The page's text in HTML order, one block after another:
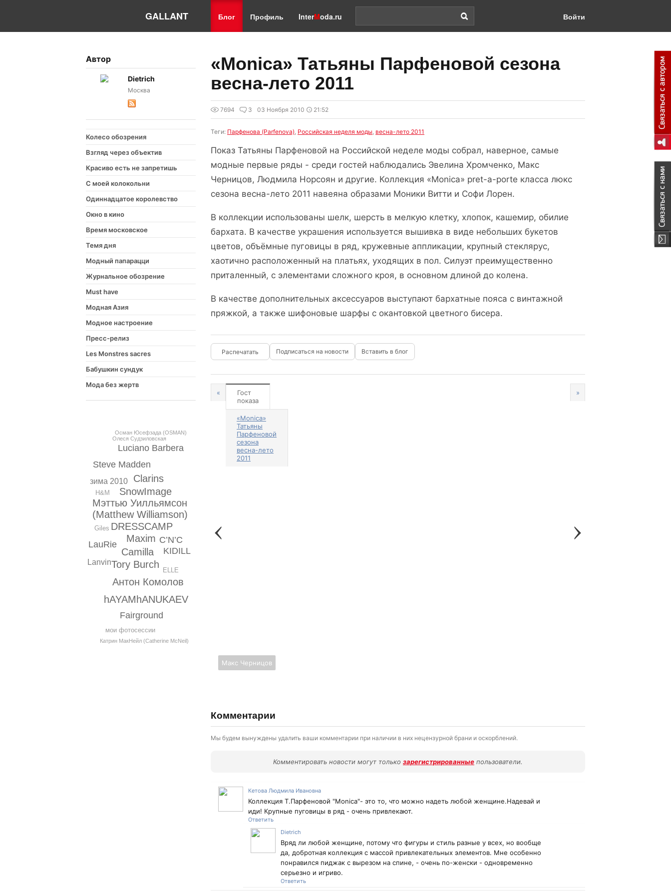
GALLANT Блог Профиль InterModa.ru Войти
Автор
Dietrich
Москва
Колесо обозрения
Взгляд через объектив
Красиво есть не запретишь
С моей колокольни
Одиннадцатое королевство
Окно в кино
Время московское
Темя дня
Модный папарацци
Журнальное обозрение
Must have
Модная Азия
Модное настроение
Пресс-релиз
Les Monstres sacres
Бабушкин сундук
Мода без жертв
Maxim
DRESSCAMP
Camilla
Мэттью Уилльямсон
(Matthew Williamson)
Tory Burch
Антон Комолов
SnowImage
hAYAMhANUKAEV
Clarins
KIDILL
Fairground
Steve Маdden
Luciano Barbera
C’N’C
LauRie
Lanvin
зима 2010
ELLE
H&M
мои фотосессии
Giles
Олеся Судзиловская
Осман Юсефзада (OSMAN)
Катрин МакНейл (Catherine McNeil)
«Monica» Татьяны Парфеновой сезона
весна-лето 2011
7694 3 03 Ноября 2010 21:52
Теги: Парфенова (Parfenova), Российская неделя моды, весна-лето 2011
Показ Татьяны Парфеновой на Российской неделе моды собрал, наверное, самые
модные первые ряды - среди гостей наблюдались Эвелина Хромченко, Макс
Черницов, Людмила Норсоян и другие. Коллекция «Monica» рret-a-рorte класса люкс
сезона весна-лето 2011 навеяна образами Моники Витти и Софи Лорен.
В коллекции использованы шелк, шерсть в мелкую клетку, хлопок, кашемир, обилие
бархата. В качестве украшения используется вышивка в виде небольших букетов
цветов, объёмные пуговицы в ряд, кружевные аппликации, крупный стеклярус,
хаотично расположенный на платьях, уходящих в пол. Силуэт преимущественно
приталенный, с элементами сложного кроя, в основном длиной до колена.
В качестве дополнительных аксессуаров выступают бархатные пояса с винтажной
пряжкой, а также шифоновые шарфы с окантовкой цветного бисера.
Подписаться на новости Вставить в блог
«
Гост
показа
«Monica»
Татьяны
Парфеновой
сезона
весна-лето
2011
»
Макс Черницов
Комментарии
Мы будем вынуждены удалить ваши комментарии при наличии в них нецензурной брани и оскорблений.
Комментировать новости могут только зарегистрированные пользователи.
Кетова Людмила Ивановна
Коллекция Т.Парфеновой "Monica"- это то, что можно надеть любой женщине.Надевай и
иди! Крупные пуговицы в ряд - очень привлекают.
Ответить
Dietrich
Вряд ли любой женщине, потому что фигуры и стиль разные у всех, но вообще
да, добротная коллекция с массой привлекательных элементов. Мне особенно
понравился пиджак с вырезом на спине, - очень по-женски - одновременно
серьезно и игриво.
Ответить